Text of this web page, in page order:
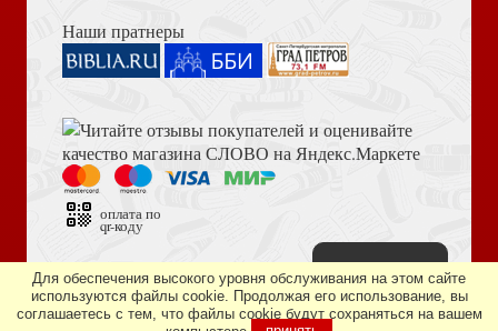
Жития святых на русском языке...Д.Ростовского. В 12
Преображение Господне. Вход Господа в Иерусалим
Библия в современном русском переводе. 073 (2025, 3-
Наши пратнеры
оплата по
qr-коду
Дизайн сайта —студия «Артминистри»
Для обеспечения высокого уровня обслуживания на этом сайте
используются файлы cookie. Продолжая его использование, вы
соглашаетесь с тем, что файлы cookie будут сохраняться на вашем